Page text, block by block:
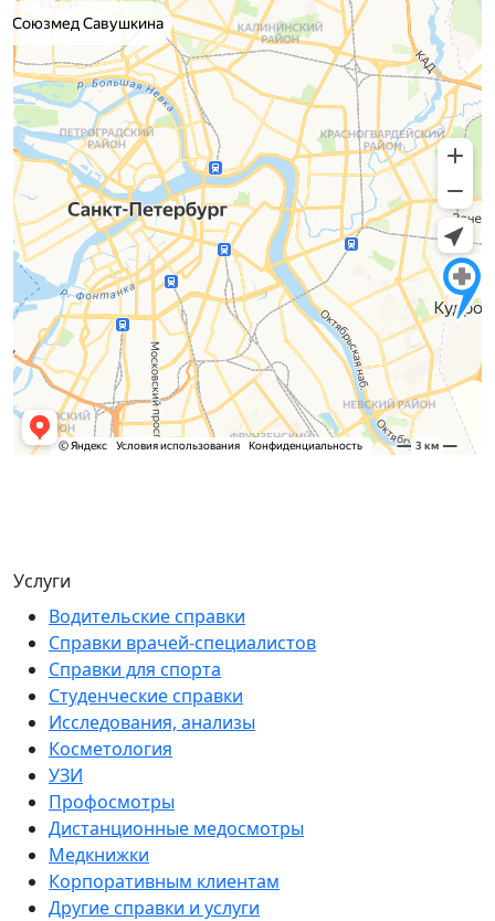
Услуги
Водительские справки
Справки врачей-специалистов
Справки для спорта
Студенческие справки
Исследования, анализы
Косметология
УЗИ
Профосмотры
Дистанционные медосмотры
Медкнижки
Корпоративным клиентам
Другие справки и услуги